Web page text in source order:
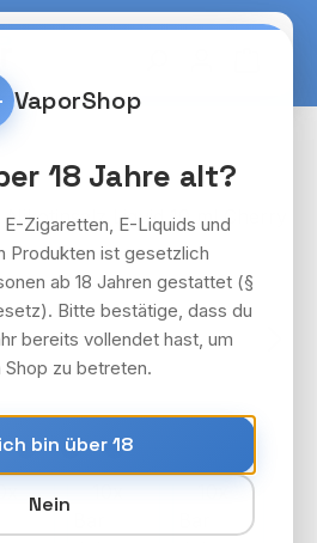
VaporShop
18 Jahre alt?
Zigaretten, E-Liquids und
Produkten ist gesetzlich
ab 18 Jahren gestattet (§
Bitte bestätige, dass du
bereits vollendet hast, um
Shop zu betreten.
bin über 18
Nein